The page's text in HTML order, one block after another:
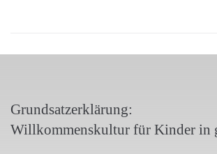
Grundsatzerklärung:
Willkommenskultur für Kinder in